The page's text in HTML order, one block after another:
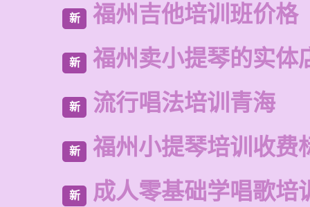
新 福州吉他培训班价格
新 福州卖小提琴的实体
新 流行唱法培训青海
新 福州小提琴培训收费
新 成人零基础学唱歌培